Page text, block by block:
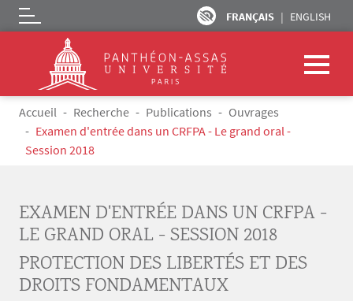
Aller au contenu principal
FRANÇAIS ENGLISH
Logo
Fil d'Ariane
Accueil Recherche Publications
Ouvrages
Examen d'entrée dans un CRFPA - Le grand oral -
Session 2018
EXAMEN D'ENTRÉE DANS UN CRFPA -
LE GRAND ORAL - SESSION 2018
PROTECTION DES LIBERTÉS ET DES
DROITS FONDAMENTAUX